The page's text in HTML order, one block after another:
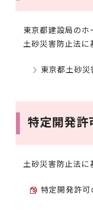
東京都建設局の
土砂災害防止法
東京都土砂
特定開発許
土砂災害防止法
特定開発許